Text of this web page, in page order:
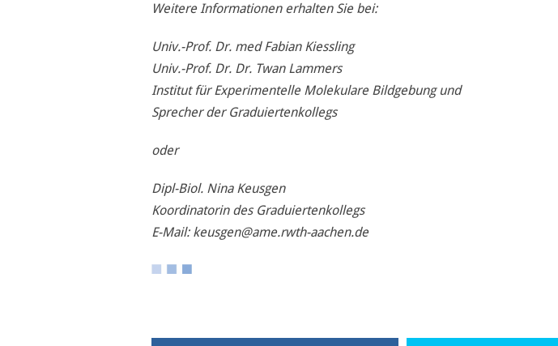
Weitere Informationen erhalten Sie bei:
Univ.-Prof. Dr. med Fabian Kiessling
Univ.-Prof. Dr. Dr. Twan Lammers
Institut für Experimentelle Molekulare Bildgebung und
Sprecher der Graduiertenkollegs
oder
Dipl-Biol. Nina Keusgen
Koordinatorin des Graduiertenkollegs
E-Mail: keusgen@ame.rwth-aachen.de